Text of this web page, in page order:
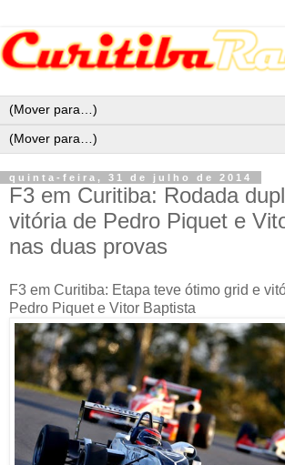
quinta-feira, 31 de julho de 2014
F3 em Curitiba: Rodada
vitória de Pedro Piquet e
nas duas provas
F3 em Curitiba: Etapa teve ótimo grid e
Pedro Piquet e Vitor Baptista